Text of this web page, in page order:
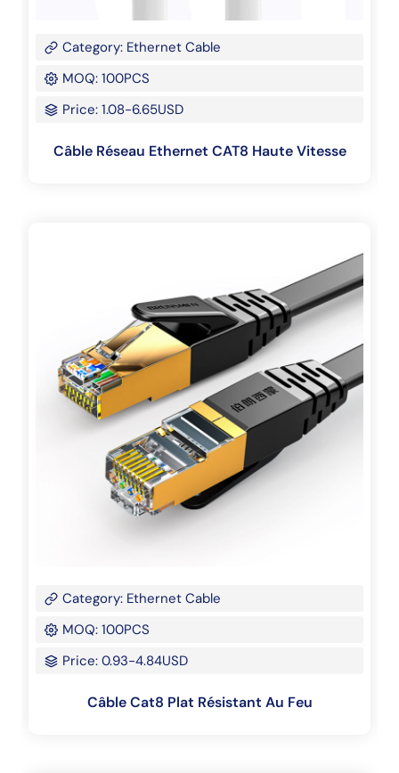
Category: Ethernet Cable
MOQ: 100PCS
Price: 1.08-6.65USD
Câble Réseau Ethernet CAT8 Haute Vitesse
Category: Ethernet Cable
MOQ: 100PCS
Price: 0.93-4.84USD
Câble Cat8 Plat Résistant Au Feu